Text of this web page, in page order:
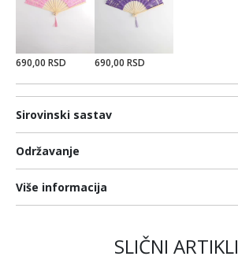
Sirovinski sastav
Održavanje
Više informacija
690,00 RSD 690,00 RSD
SLIČNI ARTIKLI